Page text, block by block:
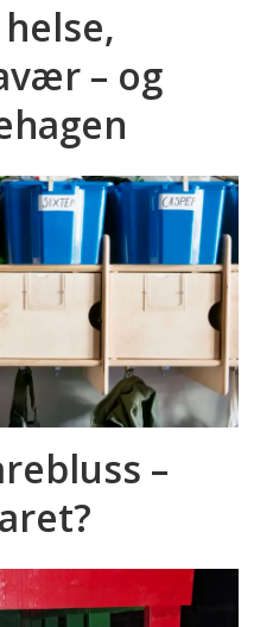
– og
–